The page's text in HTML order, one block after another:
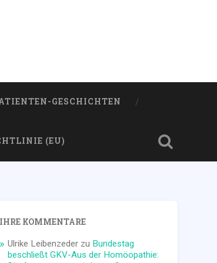
GESCHICHTEN
(EU)
IHRE KOMMENTARE
Ulrike Leibenzeder zu Bundestag
beschließt GKV-Aus der Homöopathie: